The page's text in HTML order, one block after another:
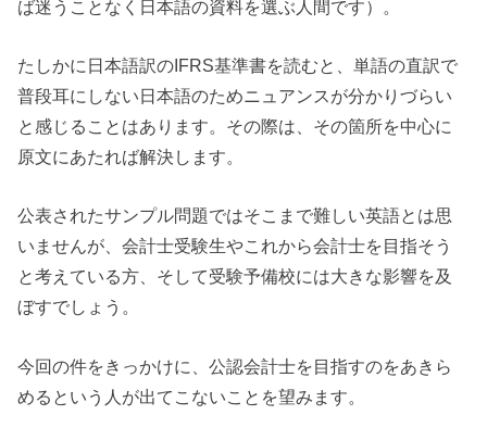
ば迷うことなく日本語の資料を選ぶ人間です）。
たしかに日本語訳のIFRS基準書を読むと、単語の直訳で
普段耳にしない日本語のためニュアンスが分かりづらい
と感じることはあります。その際は、その箇所を中心に
原文にあたれば解決します。
公表されたサンプル問題ではそこまで難しい英語とは思
いませんが、会計士受験生やこれから会計士を目指そう
と考えている方、そして受験予備校には大きな影響を及
ぼすでしょう。
今回の件をきっかけに、公認会計士を目指すのをあきら
めるという人が出てこないことを望みます。